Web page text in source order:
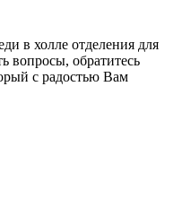
в холле отделения для
вопросы, обратитесь
с радостью Вам